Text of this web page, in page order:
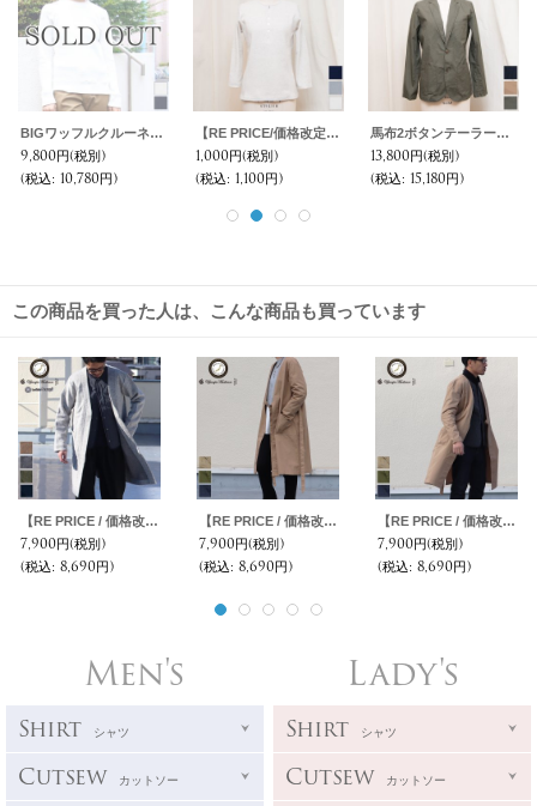
BIGワッフルクルーネック長袖ニットソー [Lady's]【MADE IN JAPAN】『日本製』/ Upscape Audience
9,800円(税別)
(税込: 10,780円)
【RE PRICE/価格改定】度詰ワッフル1コンチョボタンヘンリーネック7分袖カットソー [Lady's]【MADE IN JAPAN】『日本製』/ Upscape Audience
1,000円(税別)
(税込: 1,100円)
馬布2ボタンテーラードジャケット [Lady's] / Upscape Audience
13,800円(税別)
(税込: 15,180円)
この商品を買った人は、こんな商品も買っています
【RE PRICE / 価格改定】イタリア製ファブリックスライバーニットミルドガウンコート【MADE IN JAPAN】『日本製』/ Upscape Audience
7,900円(税別)
(税込: 8,690円)
【RE PRICE / 価格改定】コーマウェザーキモノガウンコート［Lady's］【MADE IN JAPAN】『日本製』 / Upscape Audience
7,900円(税別)
(税込: 8,690円)
【RE PRICE / 価格改定】コーマウェザーキモノガウンコート【MADE IN JAPAN】『日本製』 / Upscape Audience
7,900円(税別)
(税込: 8,690円)
Men's
Shirt シャツ
Cutsew カットソー
Lady's
Shirt シャツ
Cutsew カットソー